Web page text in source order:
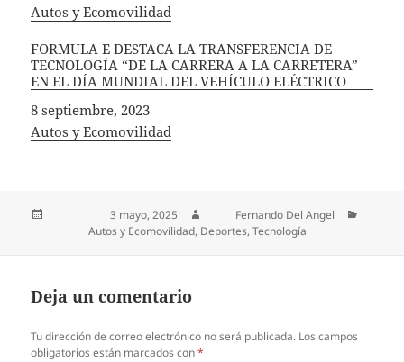
In relation to
Autos y Ecomovilidad
FORMULA E DESTACA LA TRANSFERENCIA DE
TECNOLOGÍA “DE LA CARRERA A LA CARRETERA”
EN EL DÍA MUNDIAL DEL VEHÍCULO ELÉCTRICO
Fecha
8 septiembre, 2023
In relation to
Autos y Ecomovilidad
Publicado el3 mayo, 2025
Fernando Del Angel
CategoríasAutos y Ecomovilidad, Deportes,Tecnología
Deja un comentario
Tu dirección de correo electrónico no será publicada. Los campos
obligatorios están marcados con*